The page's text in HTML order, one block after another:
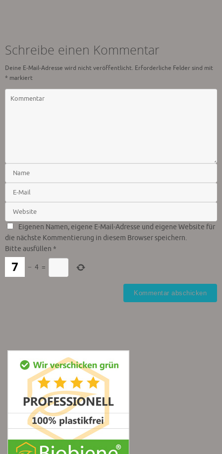
Schreibe einen Kommentar
Deine E-Mail-Adresse wird nicht veröffentlicht. Erforderliche Felder sind mit
* markiert
Eigenen Namen, eigene E-Mail-Adresse und eigene Website für
die nächste Kommentierung in diesem Browser speichern.
Bitte ausfüllen *
− 4 =